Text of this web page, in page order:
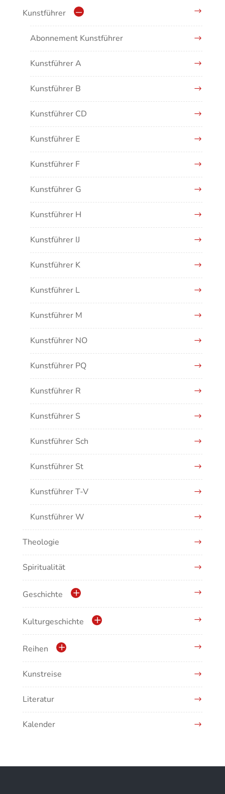
Moderne/Gegenwartskunst
Übergreifende Darstellungen
Kunstführer
Abonnement Kunstführer
Kunstführer A
Kunstführer B
Kunstführer CD
Kunstführer E
Kunstführer F
Kunstführer G
Kunstführer H
Kunstführer IJ
Kunstführer K
Kunstführer L
Kunstführer M
Kunstführer NO
Kunstführer PQ
Kunstführer R
Kunstführer S
Kunstführer Sch
Kunstführer St
Kunstführer T-V
Kunstführer W
Kunstführer XYZ
Theologie
Spiritualität
Geschichte
Geschichte der Stadt Waldshut
Kulturgeschichte
Krippen
Musikgeschichte
Reihen
Schriftenreihe des Bayerischen Landesamtes
löhe:porträts
Kunstreise
Literatur
Kalender